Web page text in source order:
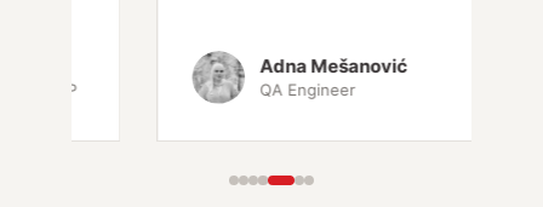
Adna Mešanović
QA Engineer